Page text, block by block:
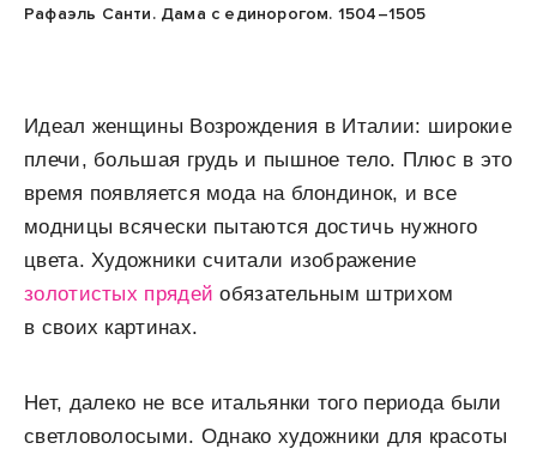
Рафаэль Санти. Дама с единорогом. 1504–1505
Идеал женщины Возрождения в Италии: широкие
плечи, большая грудь и пышное тело. Плюс в это
время появляется мода на блондинок, и все
модницы всячески пытаются достичь нужного
цвета. Художники считали изображение
золотистых прядей обязательным штрихом
в своих картинах.
Нет, далеко не все итальянки того периода были
светловолосыми. Однако художники для красоты